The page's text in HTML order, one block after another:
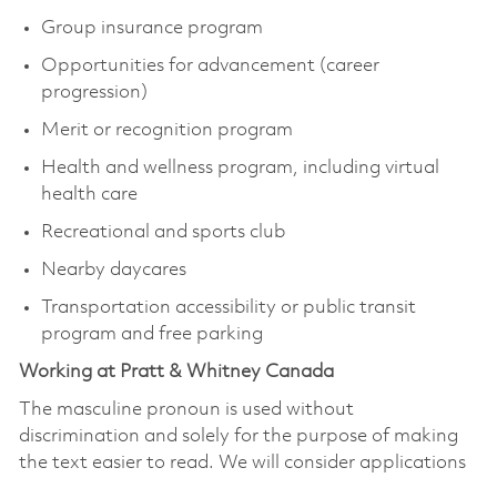
Group insurance program
Opportunities for advancement (career
progression)
Merit or recognition program
Health and wellness program, including virtual
health care
Recreational and sports club
Nearby daycares
Transportation accessibility or public transit
program and free parking
Working at Pratt & Whitney Canada
The masculine pronoun is used without
discrimination and solely for the purpose of making
the text easier to read. We will consider applications